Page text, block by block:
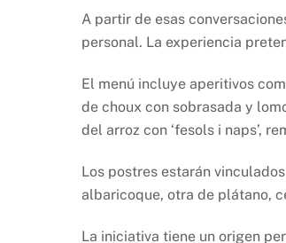
A partir de esas
personal. La experiencia
El menú incluye aperitivos
de choux con sobrasada y
del arroz con ‘fesols i naps’,
Los postres estarán
albaricoque, otra de plátano,
La iniciativa tiene un origen